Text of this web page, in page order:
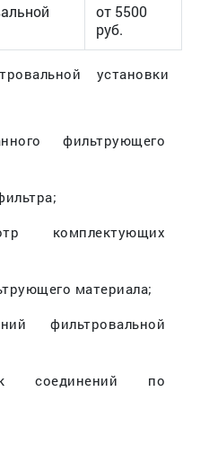
от 5500
руб.
установки
фильтрующего
комплектующих
материала;
фильтровальной
соединений по